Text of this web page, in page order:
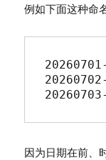
例如下面这种命
因为日期在前、